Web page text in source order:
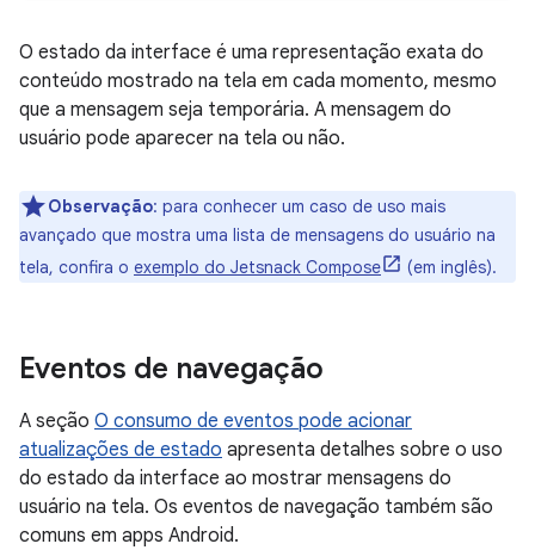
O estado da interface é uma representação exata do
conteúdo mostrado na tela em cada momento, mesmo
que a mensagem seja temporária. A mensagem do
usuário pode aparecer na tela ou não.
Observação: para conhecer um caso de uso mais
avançado que mostra uma lista de mensagens do usuário na
tela, confira o exemplo do Jetsnack Compose (em inglês).
Eventos de navegação
A seção O consumo de eventos pode acionar
atualizações de estado apresenta detalhes sobre o uso
do estado da interface ao mostrar mensagens do
usuário na tela. Os eventos de navegação também são
comuns em apps Android.